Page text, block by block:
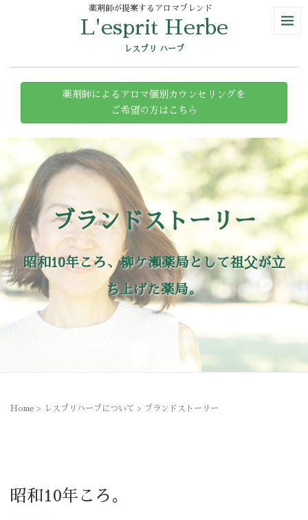
薬剤師が提案するアロマブレンド
L'esprit Herbe
レスプリ ハーブ
薬剤師によるアロマ個別カウンセリングを
ご希望の方はこちら
ブランドストーリー
昭和10年ころ、柳ケ瀬薬局として祖⽗が⽴
ち上げた薬局。
Home > レスプリハーブについて > ブランドストーリー
昭和10年ころ。